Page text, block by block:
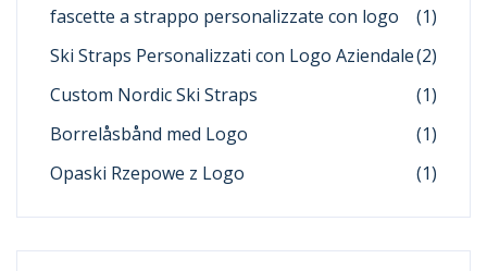
fascette a strappo personalizzate con logo
(1)
Ski Straps Personalizzati con Logo Aziendale(2)
Custom Nordic Ski Straps
(1)
Borrelåsbånd med Logo
(1)
Opaski Rzepowe z Logo
(1)